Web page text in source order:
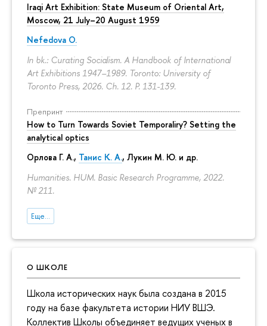
Iraqi Art Exhibition: State Museum of Oriental Art,
Moscow, 21 July–20 August 1959
Nefedova O.
In bk.: Curating Socialism. A Handbook of International
Art Exhibitions 1947–1989. Toronto: University of
Toronto Press, 2026. Ch. 12. P. 131-139.
Препринт
How to Turn Towards Soviet Temporaliry? Setting the
analytical optics
Орлова Г. А., Танис К. А., Лукин М. Ю. и др.
Humanities. HUM. Basic Research Programme, 2022.
№ 211.
Еще...
О ШКОЛЕ
Школа исторических наук была создана в 2015
году на базе факультета истории НИУ ВШЭ.
Коллектив Школы объединяет ведущих ученых в